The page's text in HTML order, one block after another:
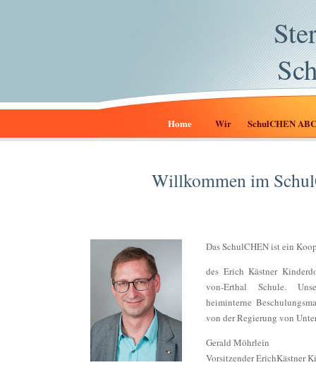
Home Wir SchulCHEN ABC
Willkommen im
Das SchulCHEN ist ein
des Erich Kästner
von-Erthal Schule.
heiminterne
von der Regierung von
Gerald Möhrlein
Vorsitzender ErichKästner